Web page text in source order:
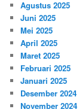
Agustus 2025
Juni 2025
Mei 2025
April 2025
Maret 2025
Februari 2025
Januari 2025
Desember 2024
November 2024